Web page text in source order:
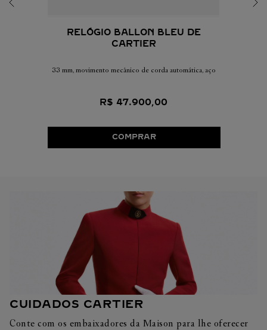
RELÓGIO BALLON BLEU DE
CARTIER
33 mm, movimento mecânico de corda automática, aço
R$ 47.900,00
COMPRAR
CUIDADOS CARTIER
Conte com os embaixadores da Maison para lhe oferecer